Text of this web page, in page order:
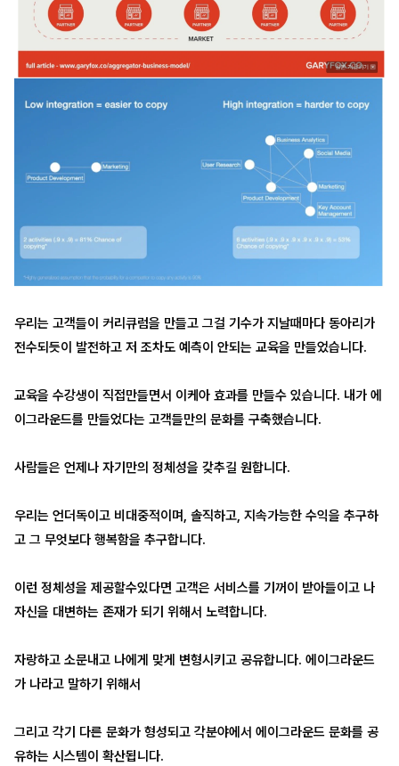
우리는 고객들이 커리큐럼을 만들고 그걸 기수가 지날때마다 동아리가
전수되듯이 발전하고 저 조차도 예측이 안되는 교육을 만들었습니다.
교육을 수강생이 직접만들면서 이케아 효과를 만들수 있습니다. 내가 에
이그라운드를 만들었다는 고객들만의 문화를 구축했습니다.
사람들은 언제나 자기만의 정체성을 갖추길 원합니다.
우리는 언더독이고 비대중적이며, 솔직하고, 지속가능한 수익을 추구하
고 그 무엇보다 행복함을 추구합니다.
이런 정체성을 제공할수있다면 고객은 서비스를 기꺼이 받아들이고 나
자신을 대변하는 존재가 되기 위해서 노력합니다.
자랑하고 소문내고 나에게 맞게 변형시키고 공유합니다. 에이그라운드
가 나라고 말하기 위해서
그리고 각기 다른 문화가 형성되고 각분야에서 에이그라운드 문화를 공
유하는 시스템이 확산됩니다.